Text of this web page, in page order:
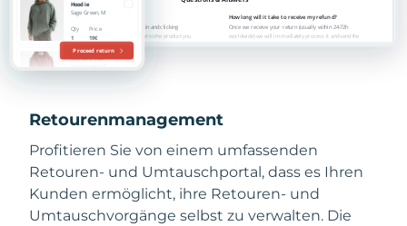
Retourenmanagement
Profitieren Sie von einem umfassenden
Retouren- und Umtauschportal, dass es Ihren
Kunden ermöglicht, ihre Retouren- und
Umtauschvorgänge selbst zu verwalten. Die